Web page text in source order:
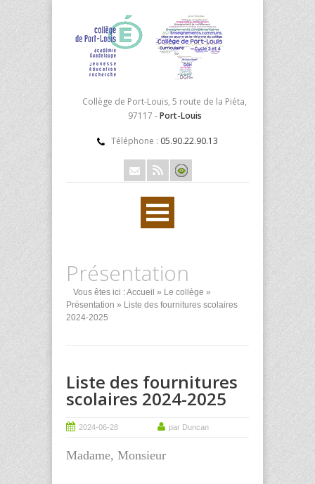
Collège de Port-Louis, 5 route de la Piéta,
97117 -Port-Louis
Téléphone : 05.90.22.90.13
Présentation
Vous êtes ici :Accueil » Le collège »
Présentation » Liste des fournitures scolaires
2024-2025
Liste des fournitures
scolaires 2024-2025
2024-06-28 par Duncan
Madame, Monsieur